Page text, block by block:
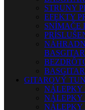
STRUNY
EFEKTY
SNÍMAČE
GITAROVÝ
NÁLEPKY
NÁLEPKY
NÁLEPKY